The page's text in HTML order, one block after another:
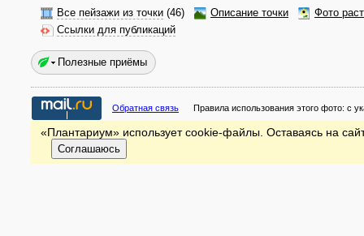
Все пейзажи из точки (46) Описание точки
Фото
Ссылки для публикаций
Полезные приёмы
Обратная связь Правила использования этого фото: с
«Плантариум» использует cookie-файлы. Оставаясь на
Соглашаюсь